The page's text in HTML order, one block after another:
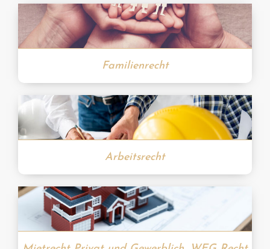
Familienrecht
Arbeitsrecht